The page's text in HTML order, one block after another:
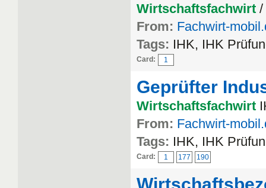
Wirtschaftsfachwirt /
From: Fachwirt-
Tags: IHK, IHK
Card: 1
Geprüfter
Wirtschaftsfachwirt
From: Fachwirt-
Tags: IHK, IHK
Card: 1 177 190